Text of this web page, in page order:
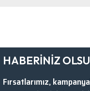
HABERİNİZ
Fırsatlarımız,